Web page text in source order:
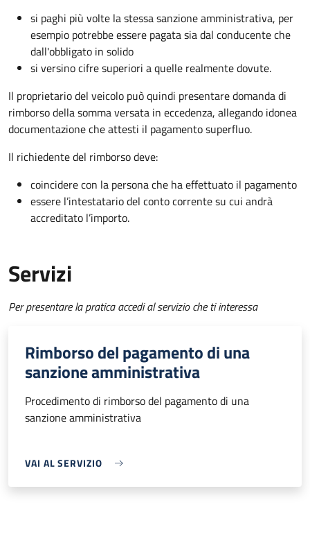
si paghi più volte la stessa sanzione amministrativa, per
esempio potrebbe essere pagata sia dal conducente che
dall'obbligato in solido
si versino cifre superiori a quelle realmente dovute.
Il proprietario del veicolo può quindi presentare domanda di
rimborso della somma versata in eccedenza, allegando idonea
documentazione che attesti il pagamento superfluo.
Il richiedente del rimborso deve:
coincidere con la persona che ha effettuato il pagamento
essere l’intestatario del conto corrente su cui andrà
accreditato l’importo.
Servizi
Per presentare la pratica accedi al servizio che ti interessa
Rimborso del pagamento di una
sanzione amministrativa
Procedimento di rimborso del pagamento di una
sanzione amministrativa
VAI AL SERVIZIO